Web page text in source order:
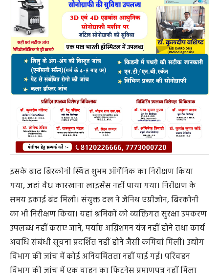
इसके बाद बिरकोनी स्थित शुभम ऑर्गेनिक का निरीक्षण किया
गया, जहां वैध कारखाना लाइसेंस नहीं पाया गया। निरीक्षण के
समय इकाई बंद मिली। संयुक्त दल ने जेनिथ एग्रीजोन, बिरकोनी
का भी निरीक्षण किया। यहां श्रमिकों को व्यक्तिगत सुरक्षा उपकरण
उपलब्ध नहीं कराए जाने, पर्याप्त अग्निशमन यंत्र नहीं होने तथा कार्य
अवधि संबंधी सूचना प्रदर्शित नहीं होने जैसी कमियां मिलीं। उद्योग